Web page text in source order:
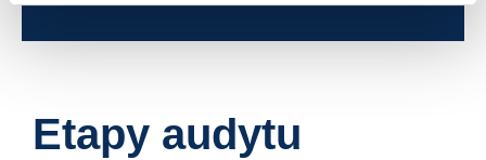
Etapy audytu